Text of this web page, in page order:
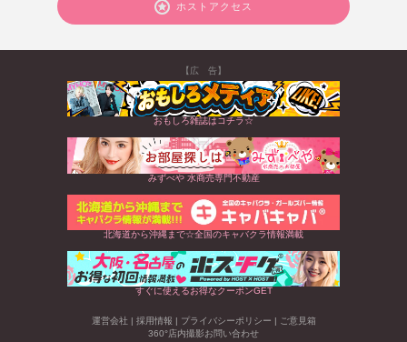
ホストアクセス
【広 告】
おもしろ雑誌はコチラ☆
みずべや 水商売専門不動産
北海道から沖縄まで☆全国のキャバクラ情報満載
すぐに使えるお得なクーポンGET
運営会社 | 採用情報 | プライバシーポリシー | ご意見箱
360°店内撮影お問い合わせ